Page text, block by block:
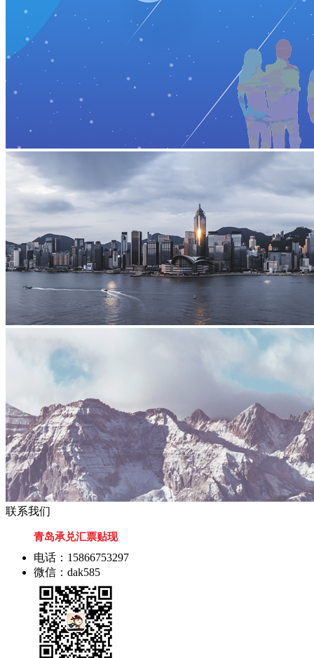
联系我们
青岛承兑汇票贴现
电话：15866753297
微信：dak585